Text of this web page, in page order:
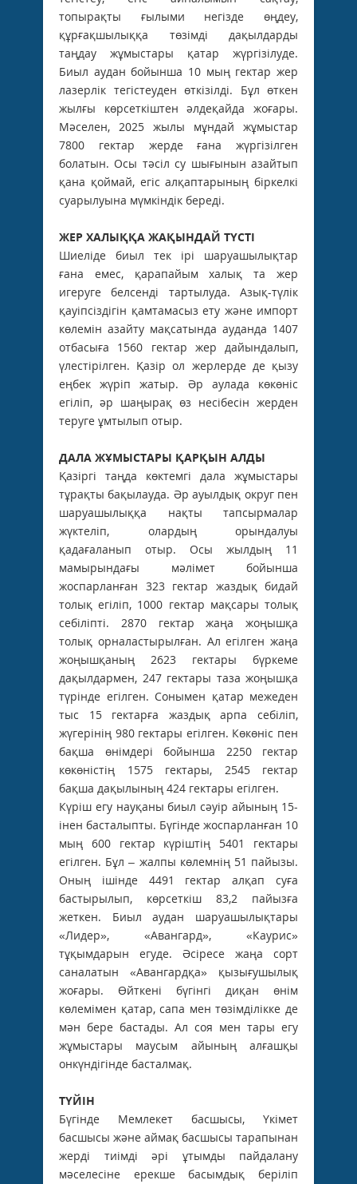
топырақты ғылыми негізде өңдеу,
құрғақшылыққа төзімді дақылдарды
таңдау жұмыстары қатар жүргізілуде.
Биыл аудан ­бойынша 10 мың гектар жер
лазерлік тегістеуден өткізілді. Бұл өткен
жылғы көрсеткіштен әлдеқайда жоғары.
Мәселен, 2025 жылы мұндай жұмыстар
7800 гектар жерде ғана жүргізілген
болатын. Осы тәсіл су шығынын азайтып
қана қоймай, егіс алқаптарының біркелкі
суарылуына мүмкіндік береді.
ЖЕР ХАЛЫҚҚА ЖАҚЫНДАЙ ТҮСТІ
Шиеліде биыл тек ірі шаруашылықтар
ғана емес, қарапайым халық та жер
игеруге белсенді тартылуда. Азық-түлік
қауіпсіздігін қамтамасыз ету және импорт
көлемін азайту мақсатында ауданда 1407
отбасыға 1560 гектар жер дайындалып,
үлестірілген. Қазір ол жерлерде де қызу
еңбек жүріп жатыр. Әр аулада көкөніс
егіліп, әр шаңырақ өз несібесін жерден
теруге ұмтылып отыр.
ДАЛА ЖҰМЫСТАРЫ ҚАРҚЫН АЛДЫ
Қазіргі таңда көктемгі дала жұмыстары
тұрақты бақылауда. Әр ауылдық округ пен
шаруашылыққа нақты тапсырмалар
жүктеліп, олардың орындалуы
қадағаланып отыр. Осы жылдың 11
мамырындағы мәлімет бойынша
жоспарланған 323 гектар жаздық бидай
толық егіліп, 1000 гектар мақсары толық
себіліпті. 2870 гектар жаңа жоңышқа
толық орналастырылған. Ал егілген жаңа
жоңышқаның 2623 гектары бүркеме
дақылдармен, 247 гектары таза жоңышқа
түрінде егілген. Сонымен қатар межеден
тыс 15 гектарға жаздық арпа себіліп,
жүгерінің 980 гектары егілген. Көкөніс пен
бақша өнімдері бойынша 2250 гектар
көкөністің 1575 гектары, 2545 гектар
бақша дақылының 424 гектары егілген.
Күріш егу науқаны биыл сәуір айының 15-
інен басталыпты. Бүгінде жоспарланған 10
мың 600 гектар күріштің 5401 гектары
егілген. Бұл – жалпы көлемнің 51 пайызы.
Оның ішінде 4491 гектар алқап суға
бастырылып, көрсеткіш 83,2 пайызға
жеткен. Биыл ­аудан шаруашылықтары
«Лидер», «Авангард», «Каурис»
тұқымдарын егуде. Әсіресе жаңа сорт
саналатын «Авангардқа» қызығушылық
жоғары. Өйткені бүгінгі диқан өнім
көлемімен қатар, сапа мен төзімділікке де
мән бере бастады. Ал соя мен тары егу
жұмыстары маусым айының алғашқы
онкүндігінде басталмақ.
ТҮЙІН
Бүгінде Мемлекет басшысы, Үкімет
басшысы және аймақ басшысы тарапынан
жерді тиімді әрі ұтымды пайдалану
мәселесіне ерекше басымдық беріліп